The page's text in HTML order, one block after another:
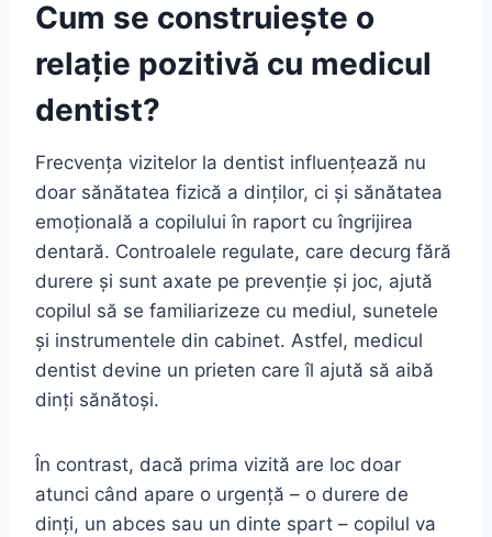
Cum se construiește o
relație pozitivă cu medicul
dentist?
Frecvența vizitelor la dentist influențează nu
doar sănătatea fizică a dinților, ci și sănătatea
emoțională a copilului în raport cu îngrijirea
dentară. Controalele regulate, care decurg fără
durere și sunt axate pe prevenție și joc, ajută
copilul să se familiarizeze cu mediul, sunetele
și instrumentele din cabinet. Astfel, medicul
dentist devine un prieten care îl ajută să aibă
dinți sănătoși.
În contrast, dacă prima vizită are loc doar
atunci când apare o urgență – o durere de
dinți, un abces sau un dinte spart – copilul va